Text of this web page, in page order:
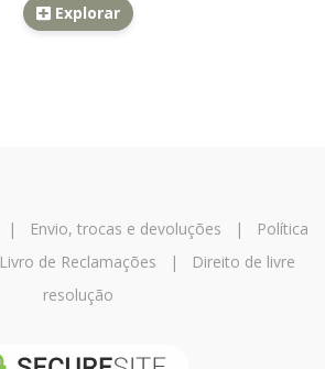
Explorar
| Envio, trocas e devoluções |
Política
Livro de Reclamações |
Direito de livre
resolução